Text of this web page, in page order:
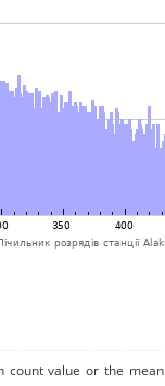
count value or the mean